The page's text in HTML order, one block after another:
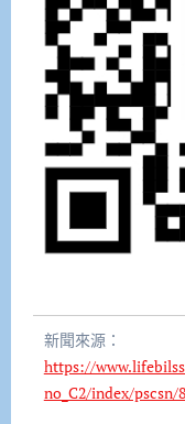
新聞來源：
https://
no_C2/index/pscsn/